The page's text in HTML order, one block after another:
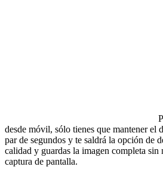
desde móvil, sólo tienes que mantener el
par de segundos y te saldrá la opción de
calidad y guardas la imagen completa sin
captura de pantalla.